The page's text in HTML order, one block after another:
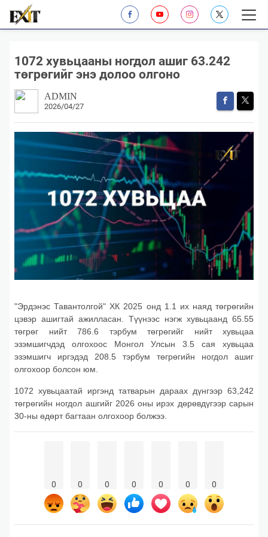
1072 хувьцааны ногдол ашиг 63.242
төгрөгийг энэ долоо олгоно
ADMIN
2026/04/27
"Эрдэнэс Тавантолгой" ХК 2025 онд 1.1 их наяд төгрөгийн
цэвэр ашигтай ажилласан. Түүнээс нэгж хувьцаанд 65.55
төгрөг нийт 786.6 тэрбум төгрөгийг нийт хувьцаа
эзэмшигчдэд олгохоос Монгол Улсын 3.5 сая хувьцаа
эзэмшигч иргэдэд 208.5 тэрбум төгрөгийн ногдол ашиг
олгохоор болсон юм.
1072 хувьцаатай иргэнд татварын дараах дүнгээр 63,242
төгрөгийн ногдол ашгийг 2026 оны ирэх дөрөвдүгээр сарын
30-ны өдөрт багтаан олгохоор болжээ.
0 0 0 0 0 0 0